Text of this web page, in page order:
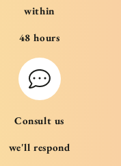
within
48 hours
Consult us
we'll respond